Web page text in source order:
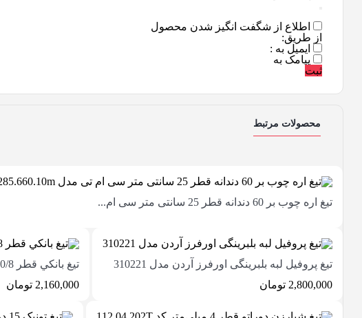
اطلاع از شگفت انگیز شدن محصول
از طریق:
ایمیل به :
پیامک به
ثبت
محصولات مرتبط
تیغ اره چوب بر 60 دندانه قطر 25 سانتی متر سی ام...
تیغ پروفیل لبه بلبرینگی اورفرز آردن مدل 310221
2,800,000 تومان
تيغ بانكي قطر 50/8 كارگير 25 شفت 12 رونيا مدل 05B-50825012
2,160,000 تومان